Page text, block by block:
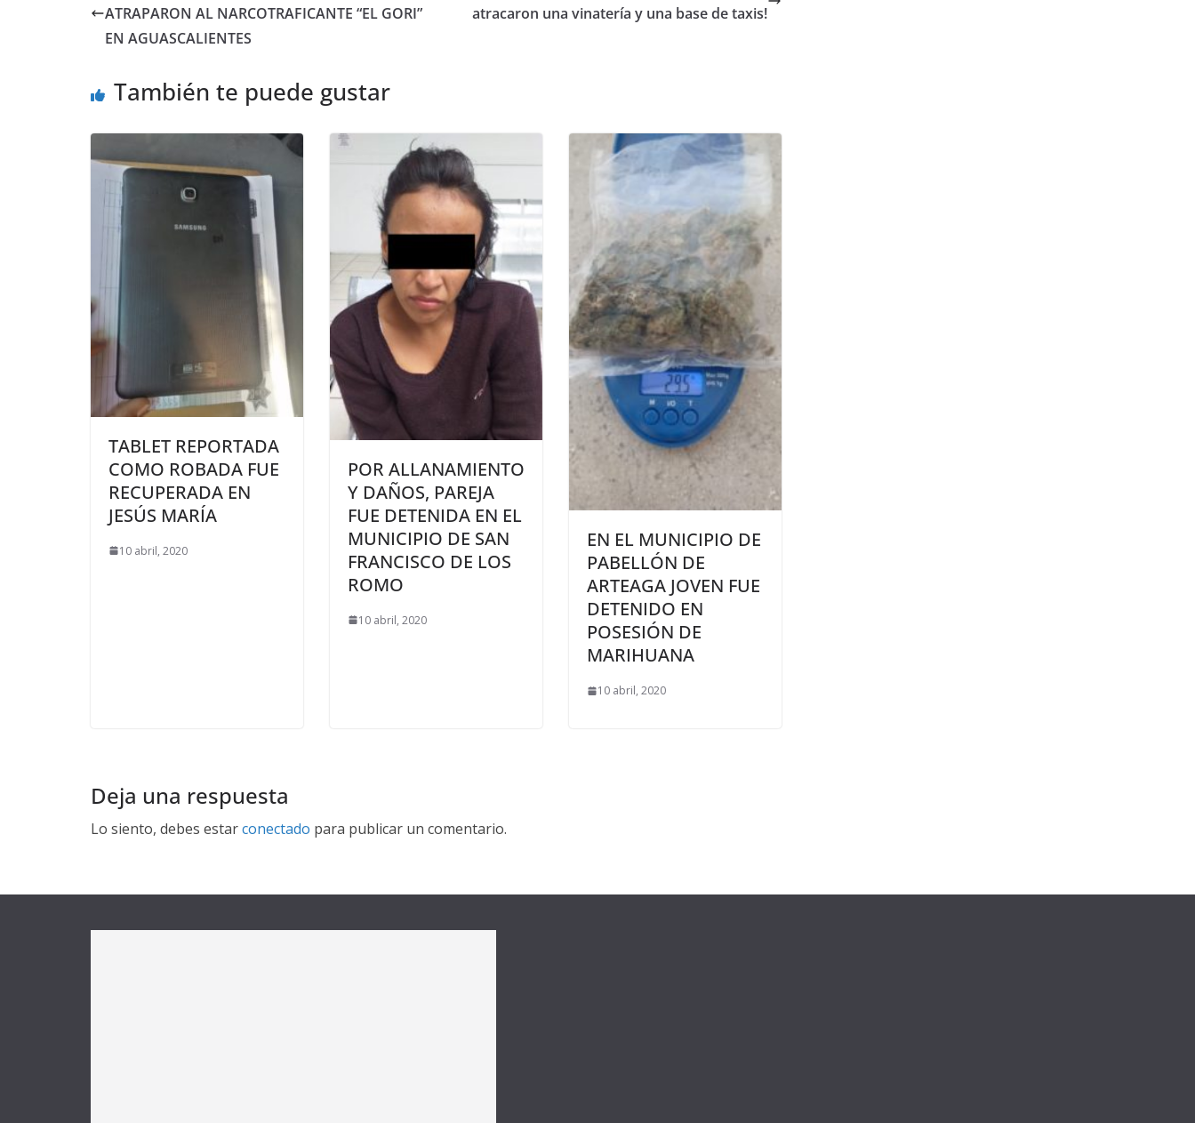
ATRAPARON AL NARCOTRAFICANTE “EL GORI”
EN AGUASCALIENTES
atracaron una vinatería y una base de taxis!
También te puede gustar
TABLET REPORTADA
COMO ROBADA FUE
RECUPERADA EN
JESÚS MARÍA
10 abril, 2020
POR ALLANAMIENTO
Y DAÑOS, PAREJA
FUE DETENIDA EN EL
MUNICIPIO DE SAN
FRANCISCO DE LOS
ROMO
10 abril, 2020
EN EL MUNICIPIO DE
PABELLÓN DE
ARTEAGA JOVEN FUE
DETENIDO EN
POSESIÓN DE
MARIHUANA
10 abril, 2020
Deja una respuesta
Lo siento, debes estarconectado para publicar un comentario.